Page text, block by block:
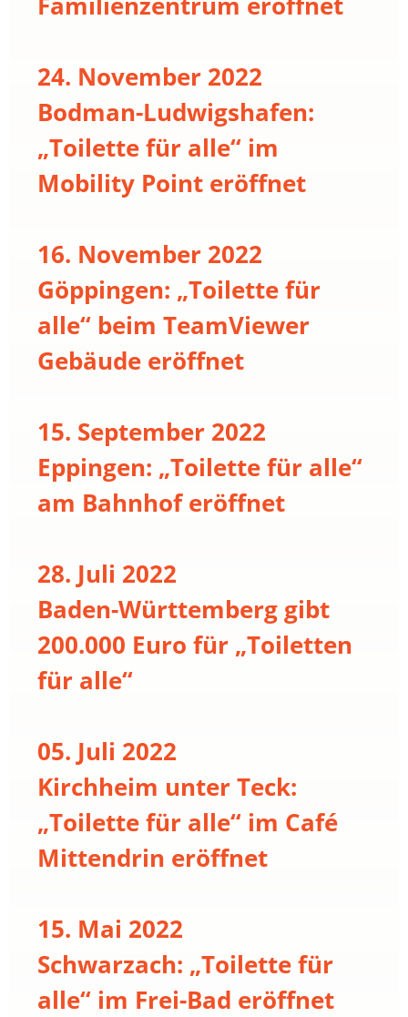
24. November 2022
Bodman-Ludwigshafen:
„Toilette für alle“ im
Mobility Point eröffnet
16. November 2022
Göppingen: „Toilette für
alle“ beim TeamViewer
Gebäude eröffnet
15. September 2022
Eppingen: „Toilette für alle“
am Bahnhof eröffnet
28. Juli 2022
Baden-Württemberg gibt
200.000 Euro für „Toiletten
für alle“
05. Juli 2022
Kirchheim unter Teck:
„Toilette für alle“ im Café
Mittendrin eröffnet
15. Mai 2022
Schwarzach: „Toilette für
alle“ im Frei-Bad eröffnet